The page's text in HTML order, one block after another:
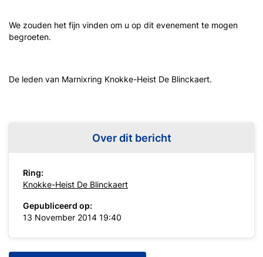
We zouden het fijn vinden om u op dit evenement te mogen
begroeten.
De leden van Marnixring Knokke-Heist De Blinckaert.
Over dit bericht
Ring:
Knokke-Heist De Blinckaert
Gepubliceerd op:
13 November 2014 19:40